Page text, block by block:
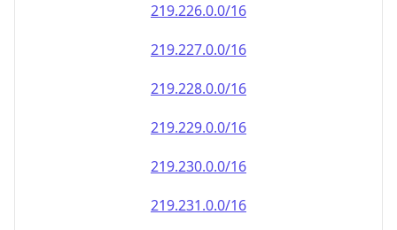
219.226.0.0/16
219.227.0.0/16
219.228.0.0/16
219.229.0.0/16
219.230.0.0/16
219.231.0.0/16